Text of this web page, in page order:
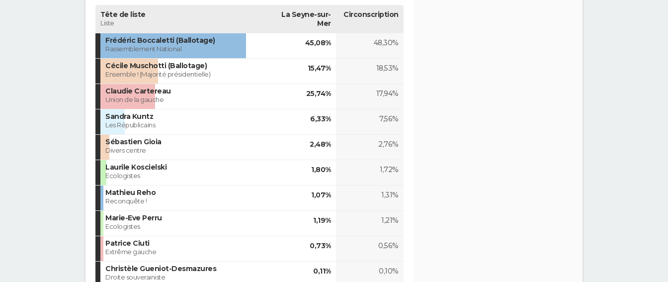
Tête de liste
Liste
La Seyne-sur-
Mer
Circonscription
Frédéric Boccaletti (Ballotage)
Rassemblement National
45,08% 48,30%
Cécile Muschotti (Ballotage)
Ensemble ! (Majorité présidentielle)
15,47% 18,53%
Claudie Cartereau
Union de la gauche
25,74% 17,94%
Sandra Kuntz
Les Républicains
6,33% 7,56%
Sébastien Gioia
Divers centre
2,48% 2,76%
Laurile Koscielski
Ecologistes
1,80% 1,72%
Mathieu Reho
Reconquête !
1,07% 1,31%
Marie-Eve Perru
Ecologistes
1,19% 1,21%
Patrice Ciuti
Extrême gauche
0,73% 0,56%
Christèle Gueniot-Desmazures
Droite souverainiste
0,11% 0,10%